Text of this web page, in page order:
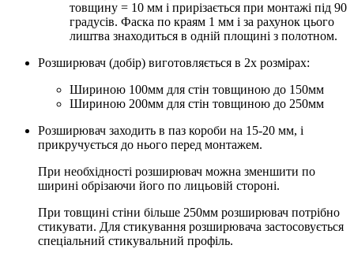
товщину = 10 мм і прирізається при монтажі під 90
градусів. Фаска по краям 1 мм і за рахунок цього
лиштва знаходиться в одній площині з полотном.
Розширювач (добір) виготовляється в 2х розмірах:
Шириною 100мм для стін товщиною до 150мм
Шириною 200мм для стін товщиною до 250мм
Розширювач заходить в паз короби на 15-20 мм, і
прикручується до нього перед монтажем.
При необхідності розширювач можна зменшити по
ширині обрізаючи його по лицьовій стороні.
При товщині стіни більше 250мм розширювач потрібно
стикувати. Для стикування розширювача застосовується
спеціальний стикувальний профіль.